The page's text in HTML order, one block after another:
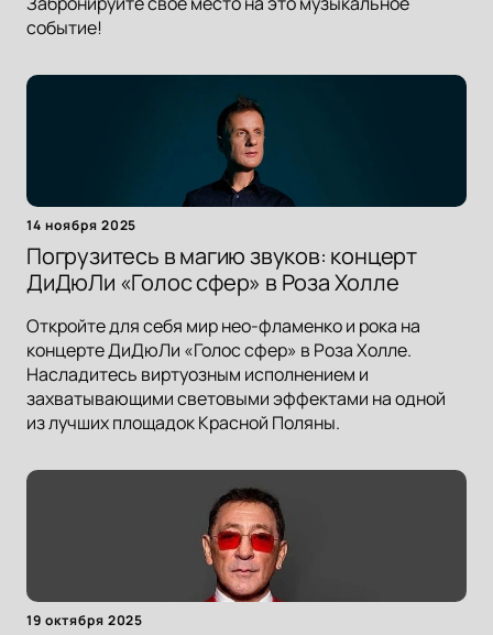
событие!
14 ноября 2025
Погрузитесь в магию звуков: концерт
ДиДюЛи «Голос сфер» в Роза Холле
Откройте для себя мир нео-фламенко и рока на
концерте ДиДюЛи «Голос сфер» в Роза Холле.
Насладитесь виртуозным исполнением и
захватывающими световыми эффектами на одной
из лучших площадок Красной Поляны.
19 октября 2025